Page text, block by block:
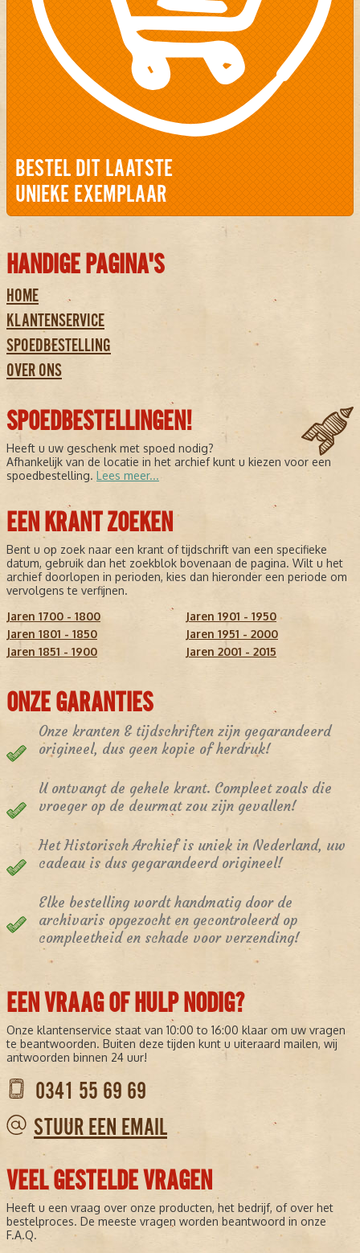
BESTEL DIT LAATSTE
UNIEKE EXEMPLAAR
HANDIGE PAGINA'S
HOME
KLANTENSERVICE
SPOEDBESTELLING
OVER ONS
SPOEDBESTELLINGEN!
Heeft u uw geschenk met spoed nodig?
Afhankelijk van de locatie in het archief kunt u kiezen voor een
spoedbestelling. Lees meer...
EEN KRANT ZOEKEN
Bent u op zoek naar een krant of tijdschrift van een specifieke
datum, gebruik dan het zoekblok bovenaan de pagina. Wilt u het
archief doorlopen in perioden, kies dan hieronder een periode om
vervolgens te verfijnen.
Jaren 1700 - 1800
Jaren 1801 - 1850
Jaren 1851 - 1900
Jaren 1901 - 1950
Jaren 1951 - 2000
Jaren 2001 - 2015
ONZE GARANTIES
Onze kranten & tijdschriften zijn gegarandeerd
origineel, dus geen kopie of herdruk!
U ontvangt de gehele krant. Compleet zoals die
vroeger op de deurmat zou zijn gevallen!
Het Historisch Archief is uniek in Nederland, uw
cadeau is dus gegarandeerd origineel!
Elke bestelling wordt handmatig door de
archivaris opgezocht en gecontroleerd op
compleetheid en schade voor verzending!
EEN VRAAG OF HULP NODIG?
Onze klantenservice staat van 10:00 to 16:00 klaar om uw vragen
te beantwoorden. Buiten deze tijden kunt u uiteraard mailen, wij
antwoorden binnen 24 uur!
0341 55 69 69
STUUR EEN EMAIL
VEEL GESTELDE VRAGEN
Heeft u een vraag over onze producten, het bedrijf, of over het
bestelproces. De meeste vragen worden beantwoord in onze
F.A.Q.